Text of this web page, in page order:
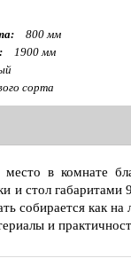
800 мм
1900 мм
сорта
в комнате
и стол
собирается как на
и